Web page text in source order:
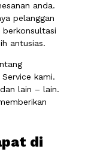
anda.
pelanggan
berkonsultasi
antusias.
kami.
lain – lain.
di